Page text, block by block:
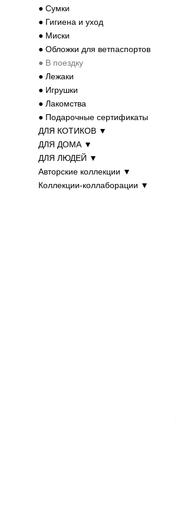
● Cумки
● Гигиена и уход
● Миски
● Обложки для ветпаспортов
● В поездку
● Лежаки
● Игрушки
● Лакомства
● Подарочные сертификаты
ДЛЯ КОТИКОВ ▼
ДЛЯ ДОМА ▼
ДЛЯ ЛЮДЕЙ ▼
Авторские коллекции ▼
Коллекции-коллаборации ▼